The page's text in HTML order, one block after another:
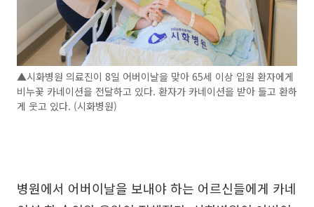
▲시화병원 의료진이 8일 어버이날을 맞아 65세 이상 입원 환자에게
비누꽃 카네이션을 전달하고 있다. 환자가 카네이션을 받아 들고 환하
게 웃고 있다. (시화병원)
병원에서 어버이날을 보내야 하는 어르신들에게 카네